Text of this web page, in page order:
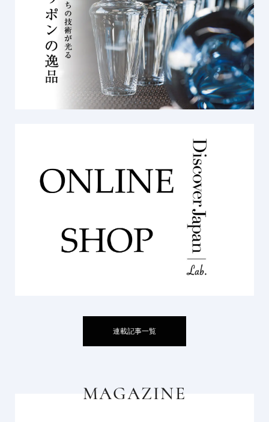
連載記事一覧
MAGAZINE